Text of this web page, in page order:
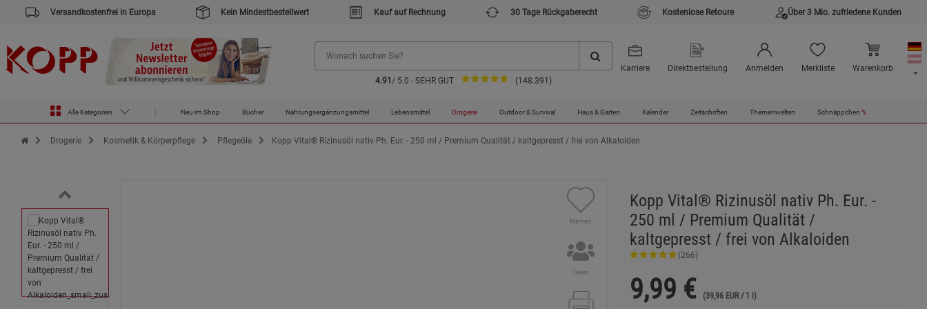
Versandkostenfrei in Europa Kein Mindestbestellwert Kauf auf Rechnung 30 Tage Rückgaberecht Kostenlose Retoure Über 3 Mio. zufriedene Kunden
4.91 / 5.0 - SEHR GUT (148.391)
Karriere Direktbestellung Anmelden Merkliste Warenkorb
Alle Kategorien Neu im Shop Bücher Nahrungsergänzungsmittel Lebensmittel Drogerie Outdoor & Survival Haus & Garten Kalender Zeitschriften Themenwelten Schnäppchen %
Zur Startseite des Kopp Verlag Online-Shop
Drogerie Kosmetik & Körperpflege Pflegeöle Kopp Vital® Rizinusöl nativ Ph. Eur. - 250 ml / Premium Qualität / kaltgepresst / frei von Alkaloiden
Merken
Teilen
Kopp Vital® Rizinusöl nativ Ph. Eur. -
250 ml / Premium Qualität /
kaltgepresst / frei von Alkaloiden
(266)
9,99 € (39,96 EUR / 1 l)